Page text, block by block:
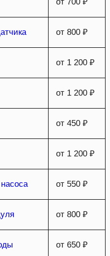
от 800 ₽
от 1 200 ₽
от 1 200 ₽
от 450 ₽
от 1 200 ₽
от 550 ₽
от 800 ₽
от 650 ₽